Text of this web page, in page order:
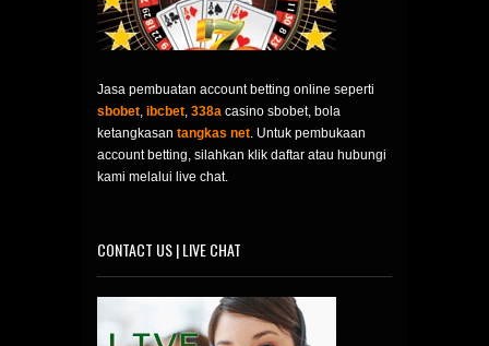
Jasa pembuatan account betting online seperti
sbobet, ibcbet, 338a casino sbobet, bola
ketangkasan tangkas net. Untuk pembukaan
account betting, silahkan klik daftar atau hubungi
kami melalui live chat.
CONTACT US | LIVE CHAT